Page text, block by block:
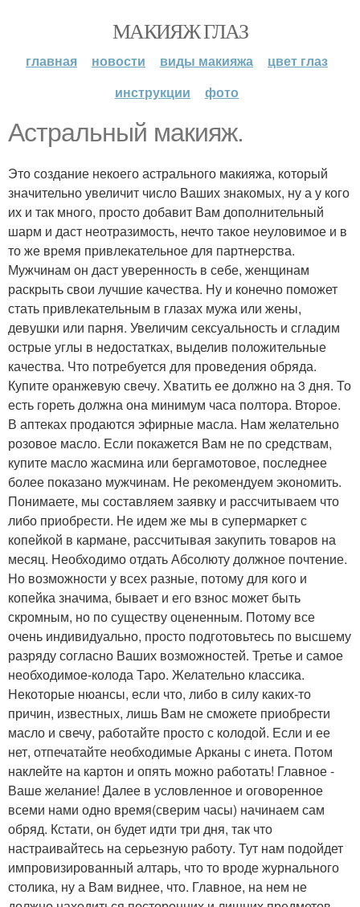
МАКИЯЖ ГЛАЗ
главная новости виды макияжа
цвет глаз
инструкции
фото
Астральный макияж.
Это создание некоего астрального макияжа, который
значительно увеличит число Ваших знакомых, ну а у кого
их и так много, просто добавит Вам дополнительный
шарм и даст неотразимость, нечто такое неуловимое и в
то же время привлекательное для партнерства.
Мужчинам он даст уверенность в себе, женщинам
раскрыть свои лучшие качества. Ну и конечно поможет
стать привлекательным в глазах мужа или жены,
девушки или парня. Увеличим сексуальность и сгладим
острые углы в недостатках, выделив положительные
качества. Что потребуется для проведения обряда.
Купите оранжевую свечу. Хватить ее должно на 3 дня. То
есть гореть должна она минимум часа полтора. Второе.
В аптеках продаются эфирные масла. Нам желательно
розовое масло. Если покажется Вам не по средствам,
купите масло жасмина или бергамотовое, последнее
более показано мужчинам. Не рекомендуем экономить.
Понимаете, мы составляем заявку и рассчитываем что
либо приобрести. Не идем же мы в супермаркет с
копейкой в кармане, рассчитывая закупить товаров на
месяц. Необходимо отдать Абсолюту должное почтение.
Но возможности у всех разные, потому для кого и
копейка значима, бывает и его взнос может быть
скромным, но по существу оцененным. Потому все
очень индивидуально, просто подготовьтесь по высшему
разряду согласно Ваших возможностей. Третье и самое
необходимое-колода Таро. Желательно классика.
Некоторые нюансы, если что, либо в силу каких-то
причин, известных, лишь Вам не сможете приобрести
масло и свечу, работайте просто с колодой. Если и ее
нет, отпечатайте необходимые Арканы с инета. Потом
наклейте на картон и опять можно работать! Главное -
Ваше желание! Далее в условленное и оговоренное
всеми нами одно время(сверим часы) начинаем сам
обряд. Кстати, он будет идти три дня, так что
настраивайтесь на серьезную работу. Тут нам подойдет
импровизированный алтарь, что то вроде журнального
столика, ну а Вам виднее, что. Главное, на нем не